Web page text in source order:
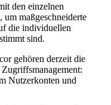
den einzelnen
maßgeschneiderte
die individuellen
sind.
gehören derzeit die
Nutzerkonten und